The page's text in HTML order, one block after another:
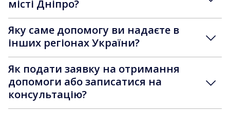
місті Дніпро?
Яку саме допомогу ви надаєте в
інших регіонах України?
Як подати заявку на отримання
допомоги або записатися на
консультацію?